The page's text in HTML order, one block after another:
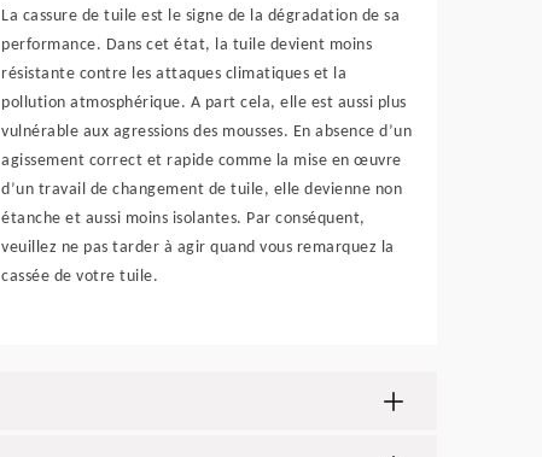
La cassure de tuile est le signe de la dégradation de sa
performance. Dans cet état, la tuile devient moins
résistante contre les attaques climatiques et la
pollution atmosphérique. A part cela, elle est aussi plus
vulnérable aux agressions des mousses. En absence d’un
agissement correct et rapide comme la mise en œuvre
d’un travail de changement de tuile, elle devienne non
étanche et aussi moins isolantes. Par conséquent,
veuillez ne pas tarder à agir quand vous remarquez la
cassée de votre tuile.